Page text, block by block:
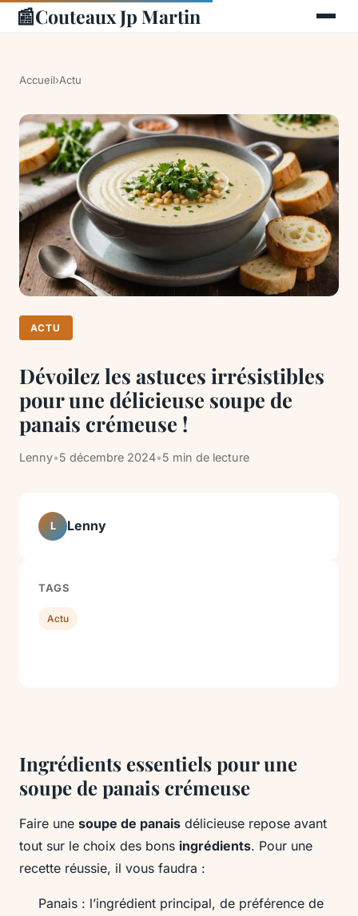
📰Couteaux Jp Martin
Accueil›Actu
ACTU
Dévoilez les astuces irrésistibles
pour une délicieuse soupe de
panais crémeuse !
Lenny•5 décembre 2024•5 min de lecture
Ingrédients essentiels pour une
soupe de panais crémeuse
Faire une soupe de panais délicieuse repose avant
tout sur le choix des bons ingrédients. Pour une
recette réussie, il vous faudra :
Panais : l’ingrédient principal, de préférence de
L Lenny
TAGS
Actu